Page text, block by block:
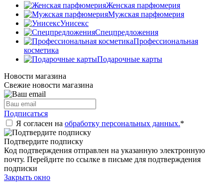
Женская парфюмерия
Мужская парфюмерия
Унисекс
Спецпредложения
Профессиональная
косметика
Подарочные карты
Новости магазина
Свежие новости магазина
Подписаться
Я согласен на обработку персональных данных.*
Подтвердите подписку
Код подтверждения отправлен на указанную электронную
почту. Перейдите по ссылке в письме для подтверждения
подписки
Закрыть окно